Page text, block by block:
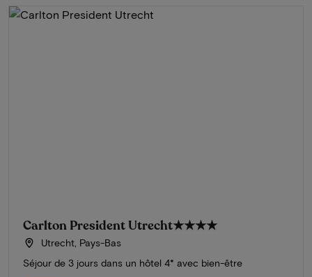
Carlton President Utrecht★★★★
Utrecht, Pays-Bas
Séjour de 3 jours dans un hôtel 4* avec bien-être